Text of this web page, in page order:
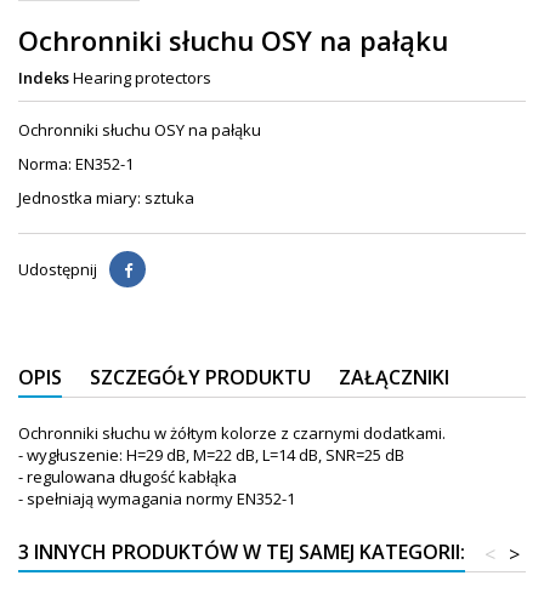
Ochronniki słuchu OSY na pałąku
IndeksHearing protectors
Ochronniki słuchu OSY na pałąku
Norma: EN352-1
Jednostka miary: sztuka
Udostępnij
OPIS SZCZEGÓŁY PRODUKTU ZAŁĄCZNIKI
Ochronniki słuchu w żółtym kolorze z czarnymi dodatkami.
- wygłuszenie: H=29 dB, M=22 dB, L=14 dB, SNR=25 dB
- regulowana długość kabłąka
- spełniają wymagania normy EN352-1
3 INNYCH PRODUKTÓW W TEJ SAMEJ KATEGORII: >
<